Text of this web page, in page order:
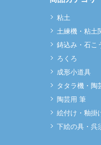
粘土
土練機・粘土
鋳込み・石こ
ろくろ
成形小道具
タタラ機・陶
陶芸用 筆
絵付け・釉掛
下絵の具・呉